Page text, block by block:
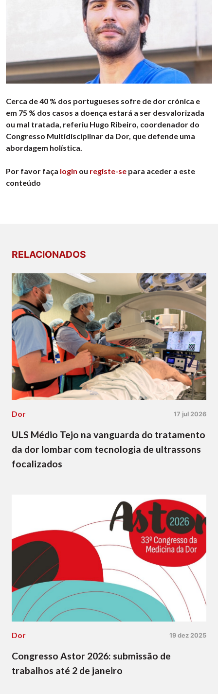
Cerca de 40 % dos portugueses sofre de dor crónica e
em 75 % dos casos a doença estará a ser desvalorizada
ou mal tratada, referiu Hugo Ribeiro, coordenador do
Congresso Multidisciplinar da Dor, que defende uma
abordagem holística.
Por favor faça login ou registe-se para aceder a este
conteúdo
RELACIONADOS
Dor 17 jul 2026
ULS Médio Tejo na vanguarda do tratamento
da dor lombar com tecnologia de ultrassons
focalizados
Dor 19 dez 2025
Congresso Astor 2026: submissão de
trabalhos até 2 de janeiro